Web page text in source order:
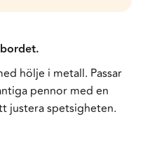
hölje i metall. Passar
pennor med en
justera spetsigheten.